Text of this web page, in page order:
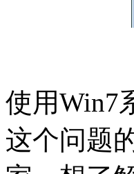
使用Win7
这个问题